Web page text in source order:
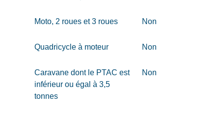
Moto, 2 roues et 3 roues Non
Quadricycle à moteur Non
Caravane dont le PTAC est
inférieur ou égal à 3,5
tonnes
Non